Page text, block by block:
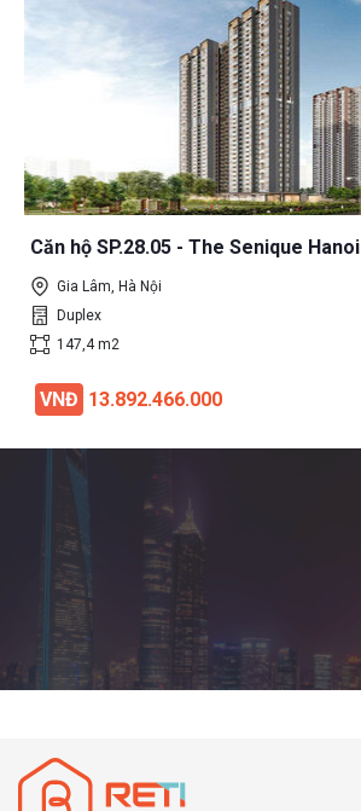
Căn hộ SP.28.05 - The Senique Hanoi
Gia Lâm, Hà Nội
Duplex
147,4 m2
VNĐ 13.892.466.000